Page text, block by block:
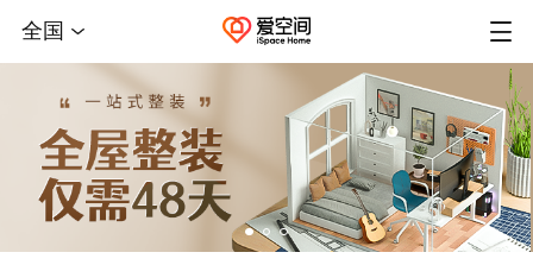
全国